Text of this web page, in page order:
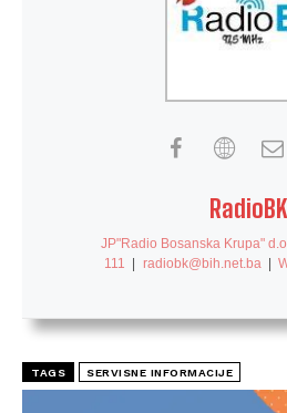
RadioBK
JP"Radio Bosanska Krupa"
111
| radiobk@bih.net.ba |
TAGS SERVISNE INFORMACIJE